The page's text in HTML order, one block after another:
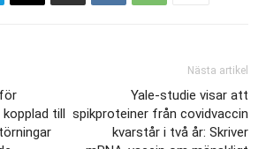
till
Nästa artikel
Yale-studie visar att
spikproteiner från covidvaccin
kvarstår i två år: Skriver